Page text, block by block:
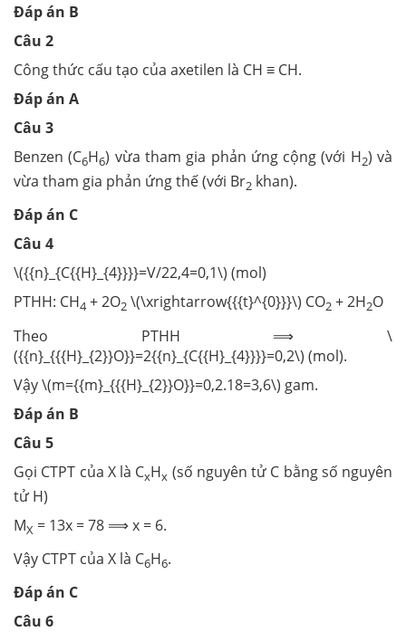
Đáp án B
Câu 2
Công thức cấu tạo của axetilen là CH ≡ CH.
Đáp án A
Câu 3
Benzen (C6H6) vừa tham gia phản ứng cộng (với H2) và
vừa tham gia phản ứng thế (với Br2 khan).
Đáp án C
Câu 4
\({{n}_{C{{H}_{4}}}}=V/22,4=0,1\) (mol)
PTHH: CH4 + 2O2 \(\xrightarrow{{{t}^{0}}}\) CO2 + 2H2O
Theo PTHH ⟹ \
({{n}_{{{H}_{2}}O}}=2{{n}_{C{{H}_{4}}}}=0,2\) (mol).
Vậy \(m={{m}_{{{H}_{2}}O}}=0,2.18=3,6\) gam.
Đáp án B
Câu 5
Gọi CTPT của X là CxHx (số nguyên tử C bằng số nguyên
tử H)
MX = 13x = 78 ⟹ x = 6.
Vậy CTPT của X là C6H6.
Đáp án C
Câu 6